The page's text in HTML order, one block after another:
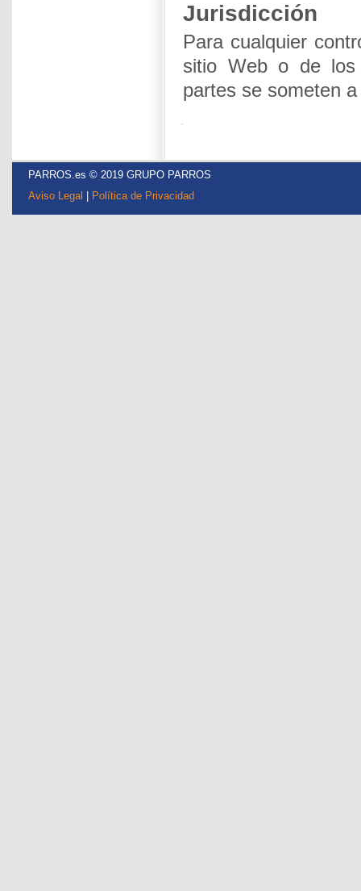
Jurisdicción
Para cualquier
sitio Web o de los
partes se someten
PARROS.es © 2019 GRUPO PARROS
Aviso Legal
Política de Privacidad